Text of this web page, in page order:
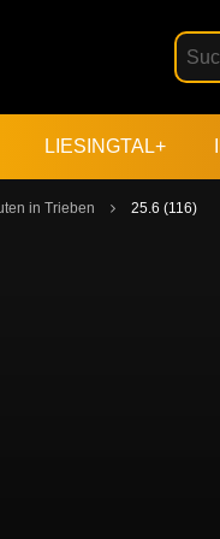
LIESINGTAL+
in Trieben 25.6 (116)